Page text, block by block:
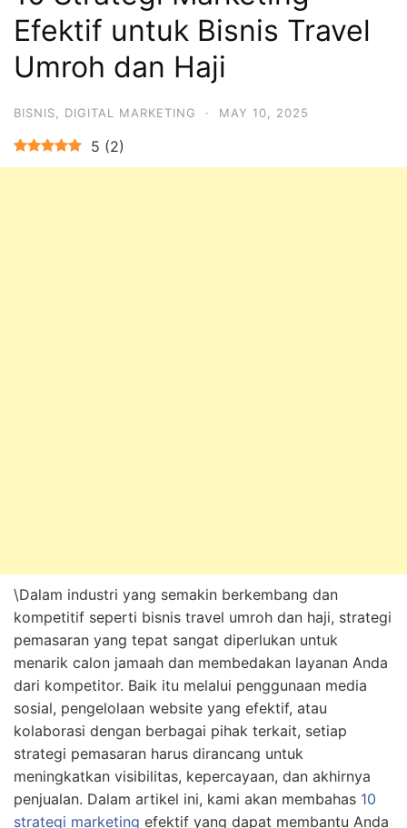
Efektif untuk Bisnis Travel
Umroh dan Haji
BISNIS DIGITAL MARKETING · MAY 10, 2025
5 (2)
\Dalam industri yang semakin berkembang dan
kompetitif seperti bisnis travel umroh dan haji, strategi
pemasaran yang tepat sangat diperlukan untuk
menarik calon jamaah dan membedakan layanan Anda
dari kompetitor. Baik itu melalui penggunaan media
sosial, pengelolaan website yang efektif, atau
kolaborasi dengan berbagai pihak terkait, setiap
strategi pemasaran harus dirancang untuk
meningkatkan visibilitas, kepercayaan, dan akhirnya
penjualan. Dalam artikel ini, kami akan membahas 10
strategi marketing efektif yang dapat membantu Anda